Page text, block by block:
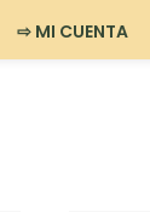
⇨ MI CUENTA